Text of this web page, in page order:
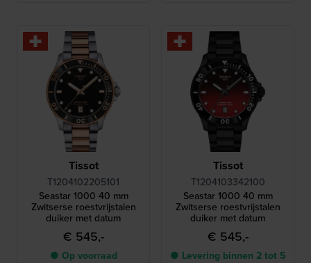
Tissot
T1204102205101
Seastar 1000 40 mm
Zwitserse roestvrijstalen
duiker met datum
€ 545,-
● Op voorraad
Tissot
T1204103342100
Seastar 1000 40 mm
Zwitserse roestvrijstalen
duiker met datum
€ 545,-
● Levering binnen 2 tot 5